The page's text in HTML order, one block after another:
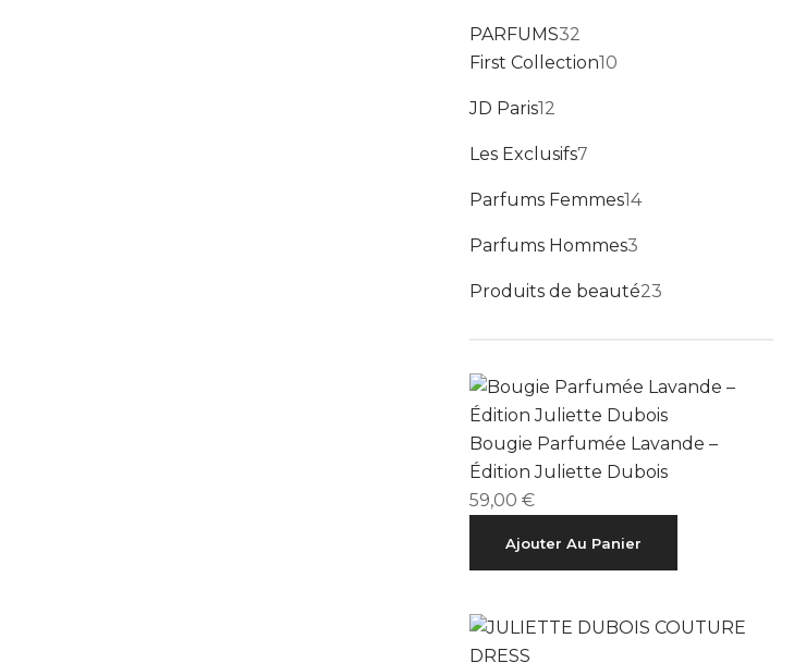
PARFUMS32
First Collection10
JD Paris12
Les Exclusifs7
Parfums Femmes1414 produits
Parfums Hommes3
Produits de beauté23
Bougie Parfumée Lavande –
Édition Juliette Dubois
59,00 €
Ajouter Au Panier